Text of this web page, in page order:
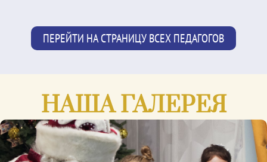
ПЕРЕЙТИ НА СТРАНИЦУ ВСЕХ ПЕДАГОГОВ
НАША ГАЛЕРЕЯ